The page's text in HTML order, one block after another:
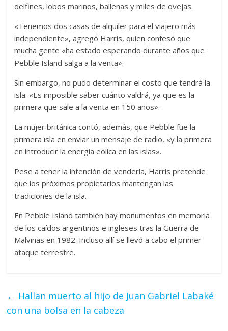
delfines, lobos marinos, ballenas y miles de ovejas.
«Tenemos dos casas de alquiler para el viajero más
independiente», agregó Harris, quien confesó que
mucha gente «ha estado esperando durante años que
Pebble Island salga a la venta».
Sin embargo, no pudo determinar el costo que tendrá la
isla: «Es imposible saber cuánto valdrá, ya que es la
primera que sale a la venta en 150 años».
La mujer británica contó, además, que Pebble fue la
primera isla en enviar un mensaje de radio, «y la primera
en introducir la energía eólica en las islas».
Pese a tener la intención de venderla, Harris pretende
que los próximos propietarios mantengan las
tradiciones de la isla.
En Pebble Island también hay monumentos en memoria
de los caídos argentinos e ingleses tras la Guerra de
Malvinas en 1982. Incluso allí se llevó a cabo el primer
ataque terrestre.
← Hallan muerto al hijo de Juan Gabriel Labaké
con una bolsa en la cabeza